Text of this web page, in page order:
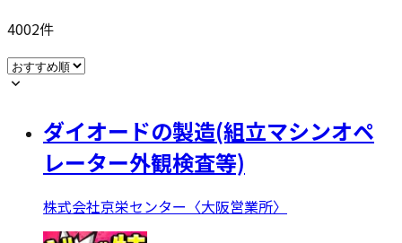
4002件
ダイオードの製造(組立マシンオペ
レーター外観検査等)
株式会社京栄センター〈大阪営業所〉